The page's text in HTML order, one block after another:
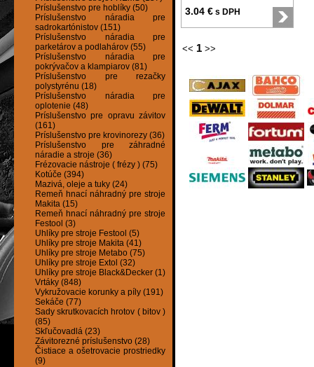
Príslušenstvo pre hoblíky (50)
Príslušenstvo náradia pre
sadrokartónistov (151)
Príslušenstvo náradia pre
parketárov a podlahárov (55)
Príslušenstvo náradia pre
pokrývačov a klampiarov (81)
Príslušenstvo pre rezačky
polystyrénu (18)
Príslušenstvo náradia pre
oplotenie (48)
Príslušenstvo pre opravu závitov
(161)
Príslušenstvo pre krovinorezy (36)
Príslušenstvo pre záhradné
náradie a stroje (36)
Frézovacie nástroje ( frézy ) (75)
Kotúče (394)
Mazivá, oleje a tuky (24)
Remeň hnací náhradný pre stroje
Makita (15)
Remeň hnací náhradný pre stroje
Festool (3)
Uhlíky pre stroje Festool (5)
Uhlíky pre stroje Makita (41)
Uhlíky pre stroje Metabo (75)
Uhlíky pre stroje Extol (32)
Uhlíky pre stroje Black&Decker (1)
Vrtáky (848)
Vykružovacie korunky a píly (191)
Sekáče (77)
Sady skrutkovacích hrotov ( bitov )
(85)
Skľučovadlá (23)
Závitorezné príslušenstvo (28)
Čistiace a ošetrovacie prostriedky
(9)
3.04 € s DPH
<< 1 >>